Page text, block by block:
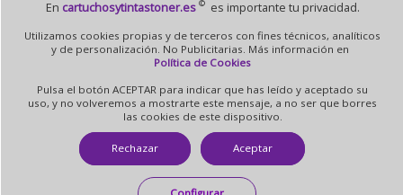
© 1995 - 2026 Grupo Selfpaper. Todos los derechos reservados
©cartuchosytintastoner.es, y las webs de ©gruposelfpaper.org están gestionadas, y
son propiedad de :
Mercantil de Valencia ( España ) CEE:
Tomo 7263, Libro 4565, Folio 1, Sección 8, Hoja V-85203.
Móvil / Tablet - Bot mozilla/5.0 (linux; android 14; pixel 8)
En cartuchosytintastoner.es©es importante tu privacidad.
Utilizamos cookies propias y de terceros con fines técnicos, analíticos
y de personalización. No Publicitarias. Más información en
Política de Cookies
Pulsa el botón ACEPTAR para indicar que has leído y aceptado su
uso, y no volveremos a mostrarte este mensaje, a no ser que borres
las cookies de este dispositivo.
Rechazar Aceptar